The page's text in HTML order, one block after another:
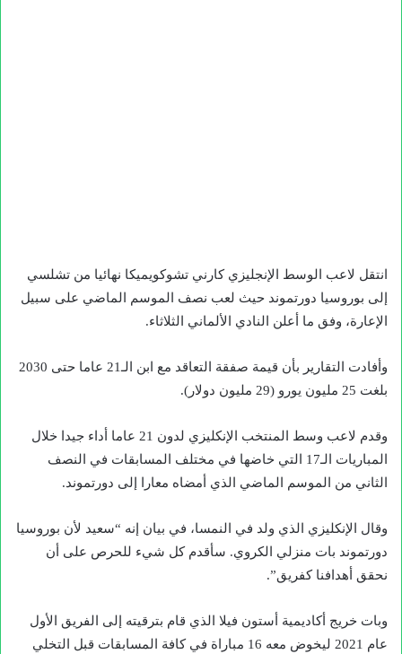
انتقل لاعب الوسط الإنجليزي كارني تشوكويميكا نهائيا من تشلسي
إلى بوروسيا دورتموند حيث لعب نصف الموسم الماضي على سبيل
الإعارة، وفق ما أعلن النادي الألماني الثلاثاء.
وأفادت التقارير بأن قيمة صفقة التعاقد مع ابن الـ21 عاما حتى 2030
بلغت 25 مليون يورو (29 مليون دولار).
وقدم لاعب وسط المنتخب الإنكليزي لدون 21 عاما أداء جيدا خلال
المباريات الـ17 التي خاضها في مختلف المسابقات في النصف
الثاني من الموسم الماضي الذي أمضاه معارا إلى دورتموند.
وقال الإنكليزي الذي ولد في النمسا، في بيان إنه “سعيد لأن بوروسيا
دورتموند بات منزلي الكروي. سأقدم كل شيء للحرص على أن
نحقق أهدافنا كفريق”.
وبات خريج أكاديمية أستون فيلا الذي قام بترقيته إلى الفريق الأول
عام 2021 ليخوض معه 16 مباراة في كافة المسابقات قبل التخلي